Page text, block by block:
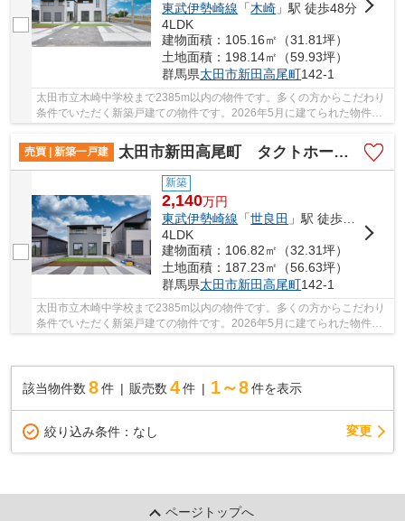
東武伊勢崎線 「木崎 」駅 徒歩48分
4LDK
建物面積：105.16㎡（31.81坪）
土地面積：198.14㎡（59.93坪）
群馬県太田市新田高尾町142-1
太田市立木崎中学校まで2385m以内の物件です。多くの方からこだわり
条件でいただく新築戸建ての物件です。2026年5月に建てられた物件で
売買 | 新築一戸建
太田市新田高尾町 タクトホーム 3号棟
新築
2,140万円
東武伊勢崎線 「世良田 」駅 徒歩32分
4LDK
建物面積：106.82㎡（32.31坪）
土地面積：187.23㎡（56.63坪）
群馬県太田市新田高尾町142-1
太田市立木崎中学校まで2385m以内の物件です。多くの方からこだわり
条件でいただく新築戸建ての物件です。2026年5月に建てられた物件で
該当物件数 8件 販売数 4 件 1～8 件を表示
絞り込み条件： なし 変更
ページトップへ